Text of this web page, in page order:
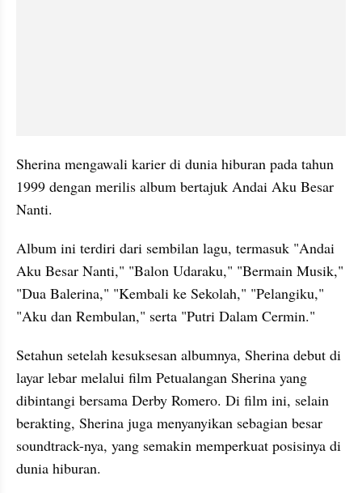
Sherina mengawali karier di dunia hiburan pada tahun
1999 dengan merilis album bertajuk Andai Aku Besar
Nanti.
Album ini terdiri dari sembilan lagu, termasuk "Andai
Aku Besar Nanti," "Balon Udaraku," "Bermain Musik,"
"Dua Balerina," "Kembali ke Sekolah," "Pelangiku,"
"Aku dan Rembulan," serta "Putri Dalam Cermin."
Setahun setelah kesuksesan albumnya, Sherina debut di
layar lebar melalui film Petualangan Sherina yang
dibintangi bersama Derby Romero. Di film ini, selain
berakting, Sherina juga menyanyikan sebagian besar
soundtrack-nya, yang semakin memperkuat posisinya di
dunia hiburan.